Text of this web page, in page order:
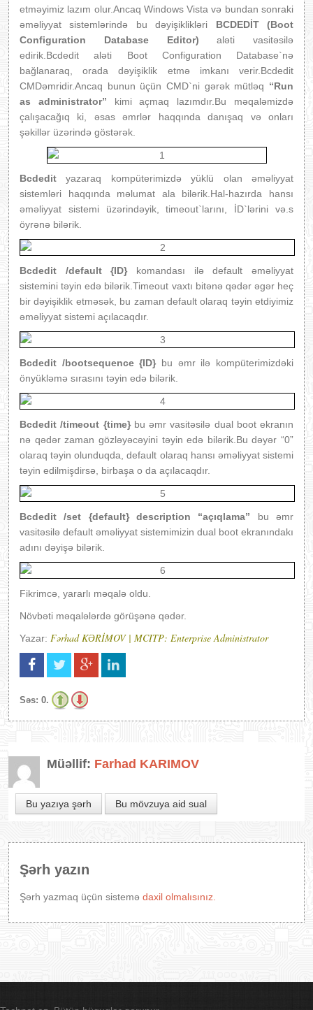
etməyimiz lazım olur.Ancaq Windows Vista və bundan sonraki
əməliyyat sistemlərində bu dəyişiklikləri BCDEDİT (Boot
Configuration Database Editor) aləti vasitəsilə
edirik.Bcdedit aləti Boot Configuration Database`nə
bağlanaraq, orada dəyişiklik etmə imkanı verir.Bcdedit
CMDəmridir.Ancaq bunun üçün CMD`ni gərək mütləq “Run
as administrator” kimi açmaq lazımdır.Bu məqaləmizdə
çalışacağıq ki, əsas əmrlər haqqında danışaq və onları
şəkillər üzərində göstərək.
Bcdedit yazaraq kompüterimizdə yüklü olan əməliyyat
sistemləri haqqında məlumat ala bilərik.Hal-hazırda hansı
əməliyyat sistemi üzərindəyik, timeout`larını, İD`lərini və.s
öyrənə bilərik.
Bcdedit /default {ID}komandası ilə default əməliyyat
sistemini təyin edə bilərik.Timeout vaxtı bitənə qədər əgər heç
bir dəyişiklik etməsək, bu zaman default olaraq təyin etdiyimiz
əməliyyat sistemi açılacaqdır.
Bcdedit /bootsequence {ID} bu əmr ilə kompüterimizdəki
önyükləmə sırasını təyin edə bilərik.
Bcdedit /timeout {time} bu əmr vasitəsilə dual boot ekranın
nə qədər zaman gözləyəcəyini təyin edə bilərik.Bu dəyər “0”
olaraq təyin olunduqda, default olaraq hansı əməliyyat sistemi
təyin edilmişdirsə, birbaşa o da açılacaqdır.
Bcdedit /set {default} description “açıqlama” bu əmr
vasitəsilə default əməliyyat sistemimizin dual boot ekranındakı
adını dəyişə bilərik.
Fikrimcə, yararlı məqalə oldu.
Növbəti məqalələrdə görüşənə qədər.
Yazar: Fərhad KƏRİMOV | MCITP: Enterprise Administrator
Səs: 0.
Müəllif: Farhad KARIMOV
Bu yazıya şərh Bu mövzuya aid sual
Şərh yazın
Şərh yazmaq üçün sistemə daxil olmalısınız.